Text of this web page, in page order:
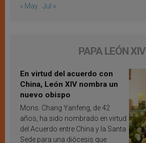
« May Jul »
PAPA LEÓN XIV
En virtud del acuerdo con
China, León XIV nombra un
nuevo obispo
Mons. Chang Yanfeng, de 42
años, ha sido nombrado en virtud
del Acuerdo entre China y la Santa
Sede para una diócesis que